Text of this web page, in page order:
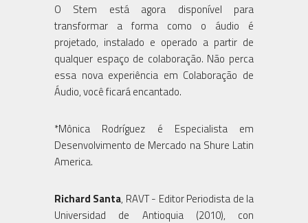
O Stem está agora disponível para
transformar a forma como o áudio é
projetado, instalado e operado a partir de
qualquer espaço de colaboração. Não perca
essa nova experiência em Colaboração de
Áudio, você ficará encantado.
*Mônica Rodríguez é Especialista em
Desenvolvimento de Mercado na Shure Latin
America.
Richard Santa, RAVT - Editor Periodista de la
Universidad de Antioquia (2010), con